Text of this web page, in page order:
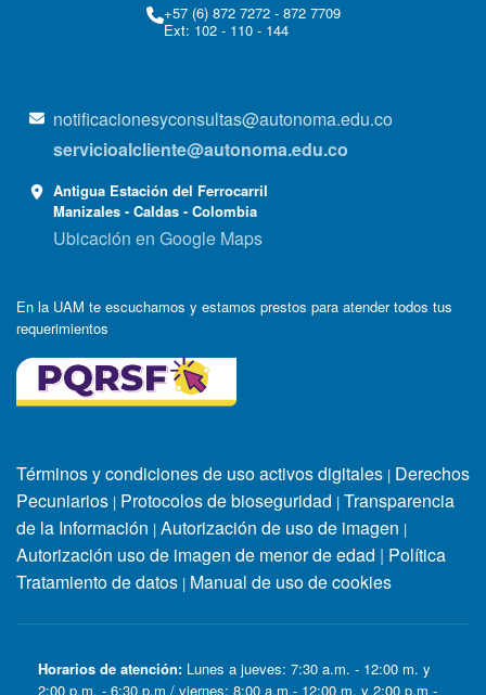
+57 (6) 872 7272 - 872 7709
Ext: 102 - 110 - 144
notificacionesyconsultas@autonoma.edu.co
servicioalcliente@autonoma.edu.co
Antigua Estación del Ferrocarril
Manizales - Caldas - Colombia
Ubicación en Google Maps
En la UAM te escuchamos y estamos prestos para atender todos tus
requerimientos
Términos y condiciones de uso activos digitales | Derechos
Pecuniarios | Protocolos de bioseguridad | Transparencia
de la Información | Autorización de uso de imagen |
Autorización uso de imagen de menor de edad | Política
Tratamiento de datos | Manual de uso de cookies
Horarios de atención: Lunes a jueves: 7:30 a.m. - 12:00 m. y
2:00 p.m. - 6:30 p.m / viernes: 8:00 a.m - 12:00 m. y 2:00 p.m -